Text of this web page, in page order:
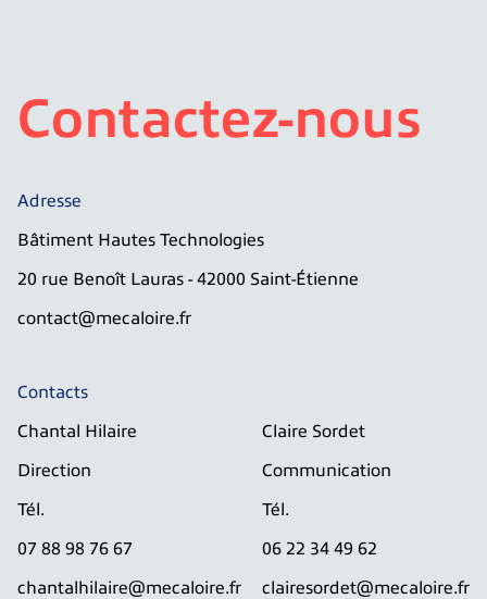
Contactez-nous
Adresse
Bâtiment Hautes Technologies
20 rue Benoît Lauras - 42000 Saint-Étienne
contact@mecaloire.fr
Contacts
Chantal Hilaire
Direction
Tél.
07 88 98 76 67
chantalhilaire@mecaloire.fr
Claire Sordet
Communication
Tél.
06 22 34 49 62
clairesordet@mecaloire.fr